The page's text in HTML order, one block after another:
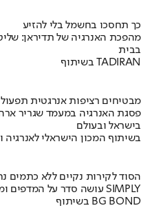
כך תחסכו בחשמל בלי להזיע
מהפכת האנרגיה של תדיראן:
בבית
בשיתוף TADIRAN
מבטיחים רציפות אנרגטית
פסגת האנרגיה במעמד שגריר
בישראל ובעולם
בשיתוף המכון הישראלי לאנרגיה
הסוד לקירות נקיים ללא כתמים
מומחה BG BOND עושה סדר על המדפים ומציג את מותג הצבע SIMPLY
בשיתוף BG BOND